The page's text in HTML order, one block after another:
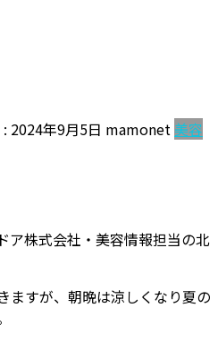
2024年9月5日 mamonet美容
ア株式会社・美容情報担当の北
ますが、朝晩は涼しくなり夏の